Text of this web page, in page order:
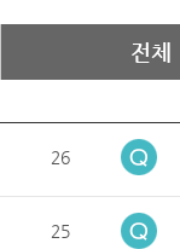
전체
26
25